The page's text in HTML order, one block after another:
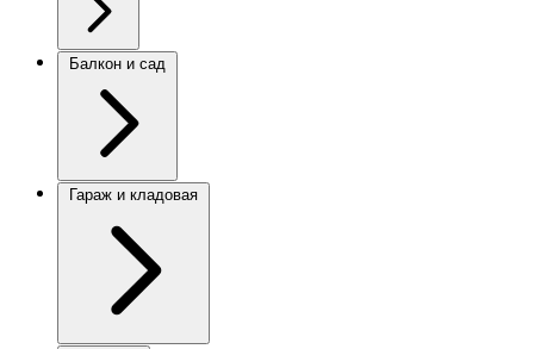
Балкон и сад
Гараж и кладовая